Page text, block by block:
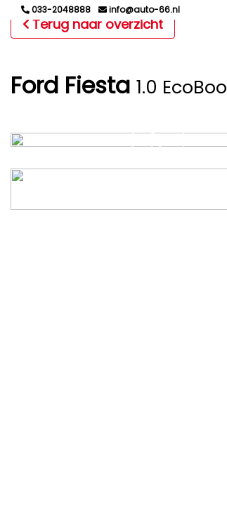
033-2048888 info@auto-66.nl
Terug naar overzicht
Ford Fiesta 1.0